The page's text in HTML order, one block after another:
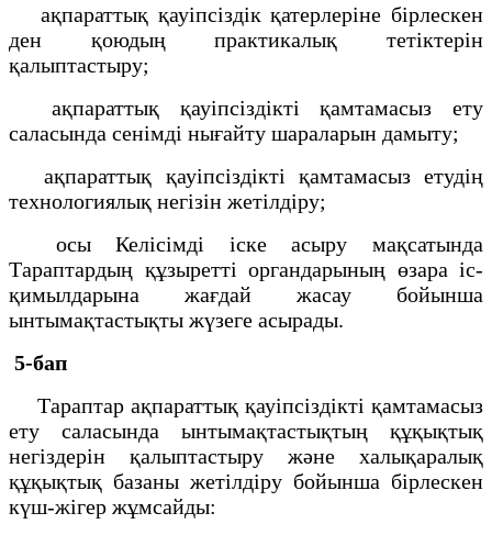
ақпараттық қауіпсіздік қатерлеріне бірлескен
ден қоюдың практикалық тетіктерін
қалыптастыру;
ақпараттық қауіпсіздікті қамтамасыз ету
саласында сенімді нығайту шараларын дамыту;
ақпараттық қауіпсіздікті қамтамасыз етудің
технологиялық негізін жетілдіру;
осы Келісімді іске асыру мақсатында
Тараптардың құзыретті органдарының өзара іс-
қимылдарына жағдай жасау бойынша
ынтымақтастықты жүзеге асырады.
5-бап
Тараптар ақпараттық қауіпсіздікті қамтамасыз
ету саласында ынтымақтастықтың құқықтық
негіздерін қалыптастыру және халықаралық
құқықтық базаны жетілдіру бойынша бірлескен
күш-жігер жұмсайды: